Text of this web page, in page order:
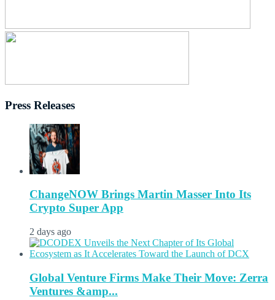
Press Releases
ChangeNOW Brings Martin Masser Into Its
Crypto Super App
2 days ago
Global Venture Firms Make Their Move: Zerra
Ventures &amp...